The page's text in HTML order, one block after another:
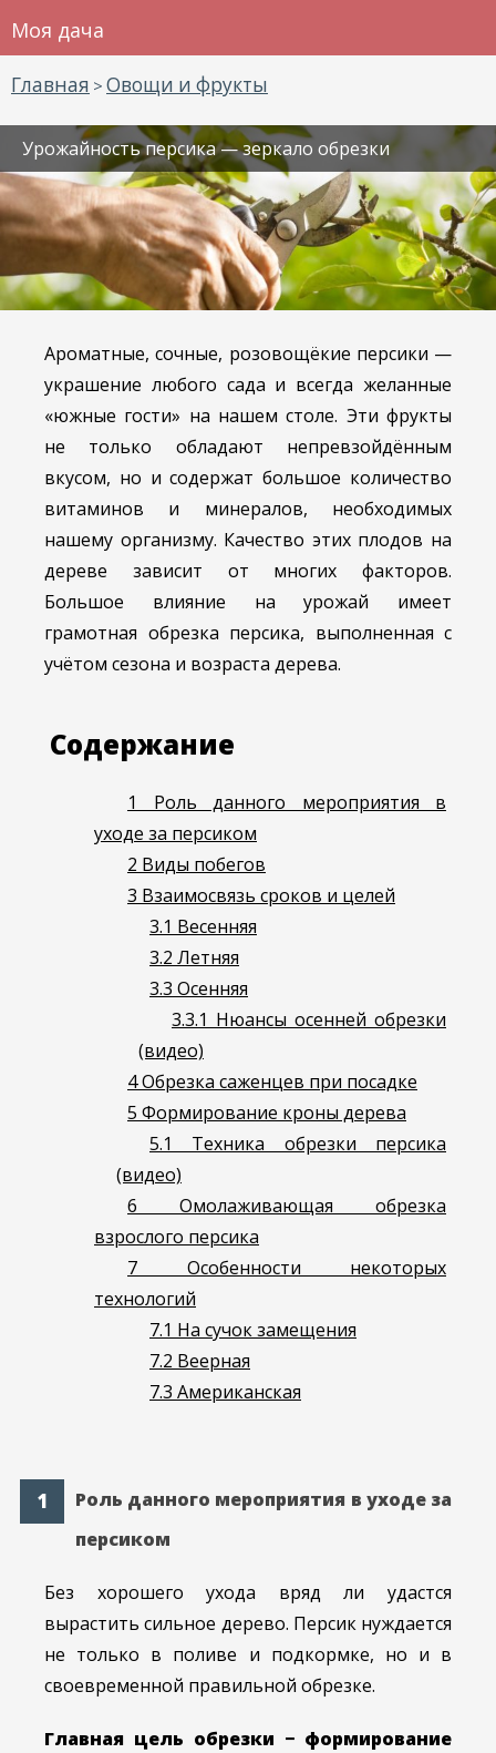
Моя дача
Главная > Овощи и фрукты
Урожайность персика — зеркало обрезки
Ароматные, сочные, розовощёкие персики —
украшение любого сада и всегда желанные
«южные гости» на нашем столе. Эти фрукты
не только обладают непревзойдённым
вкусом, но и содержат большое количество
витаминов и минералов, необходимых
нашему организму. Качество этих плодов на
дереве зависит от многих факторов.
Большое влияние на урожай имеет
грамотная обрезка персика, выполненная с
учётом сезона и возраста дерева.
Содержание
1
Роль данного мероприятия в
уходе за персиком
2 Виды побегов
3 Взаимосвязь сроков и целей
3.1 Весенняя
3.2 Летняя
3.3 Осенняя
3.3.1 Нюансы осенней обрезки
(видео)
4Обрезка саженцев при посадке
5 Формирование кроны дерева
5.1
Техника обрезки персика
(видео)
6 Омолаживающая обрезка
взрослого персика
7 Особенности некоторых
технологий
7.1 На сучок замещения
7.2 Веерная
7.3 Американская
Роль данного мероприятия в уходе за
персиком
Без хорошего ухода вряд ли удастся
вырастить сильное дерево. Персик нуждается
не только в поливе и подкормке, но и в
своевременной правильной обрезке.
Главная цель обрезки − формирование